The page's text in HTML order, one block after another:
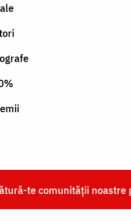
te comunității noastre